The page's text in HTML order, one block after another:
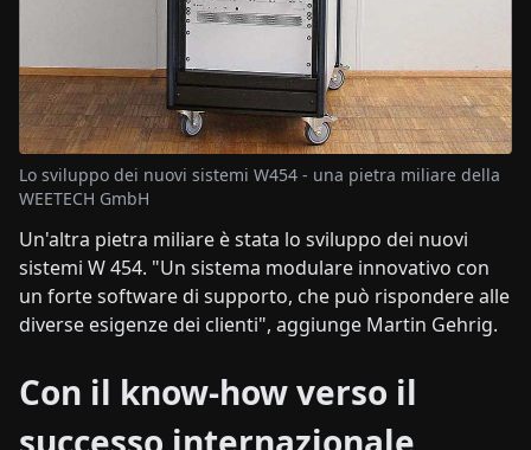
Lo sviluppo dei nuovi sistemi W454 - una pietra miliare della
WEETECH GmbH
Un'altra pietra miliare è stata lo sviluppo dei nuovi
sistemi W 454. "Un sistema modulare innovativo con
un forte software di supporto, che può rispondere alle
diverse esigenze dei clienti", aggiunge Martin Gehrig.
Con il know-how verso il